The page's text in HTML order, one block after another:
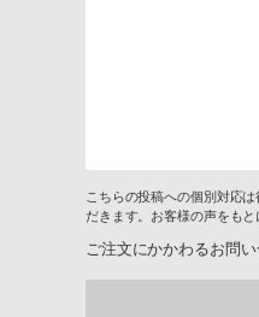
こちらの投稿への個別対応
だきます。お客様の声をも
ご注文にかかわるお問